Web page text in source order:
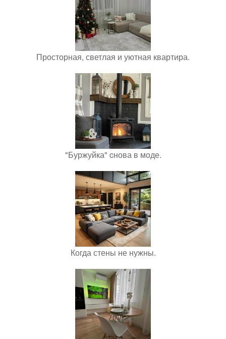
Просторная, светлая и уютная квартира.
"Буржуйка" cнова в моде.
Когда стены не нужны.